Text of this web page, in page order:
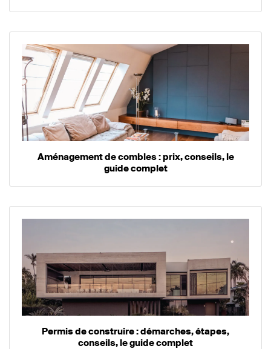
Aménagement de combles : prix, conseils, le
guide complet
Permis de construire : démarches, étapes,
conseils, le guide complet